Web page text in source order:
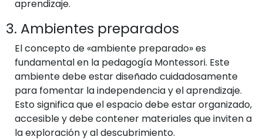
aprendizaje.
3. Ambientes preparados
El concepto de «ambiente preparado» es
fundamental en la pedagogía Montessori. Este
ambiente debe estar diseñado cuidadosamente
para fomentar la independencia y el aprendizaje.
Esto significa que el espacio debe estar organizado,
accesible y debe contener materiales que inviten a
la exploración y al descubrimiento.